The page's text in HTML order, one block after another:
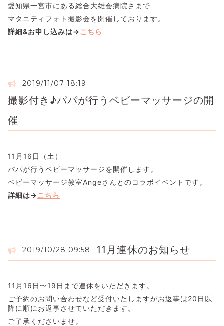
愛知県一宮市にある総合大雄会病院さまで
マタニティフォト撮影会を開催しております。
詳細&お申し込みは→こちら
2019/11/07 18:19
撮影付き♪パパが行うベビーマッサージの開
催
11月16日（土）
パパが行うベビーマッサージを開催します。
ベビーマッサージ教室Angeさんとのコラボイベントです。
詳細は→こちら
2019/10/28 09:58 11月連休のお知らせ
11月16日〜19日まで連休をいただきます。
ご予約のお問い合わせなど受付いたしますがお返事は20日以
降に順にお返事させていただきます。
ご了承くださいませ。